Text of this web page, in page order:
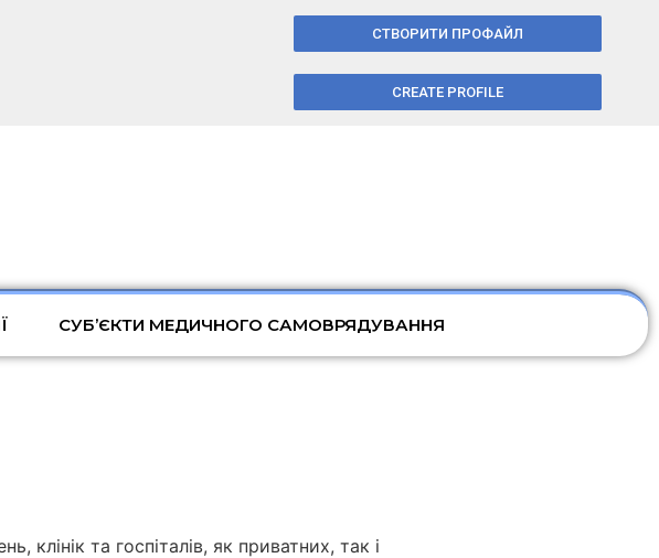
СТВОРИТИ ПРОФАЙЛ
CREATE PROFILE
СУБ’ЄКТИ МЕДИЧНОГО САМОВРЯДУВАННЯ
клінік та госпіталів, як приватних, так і